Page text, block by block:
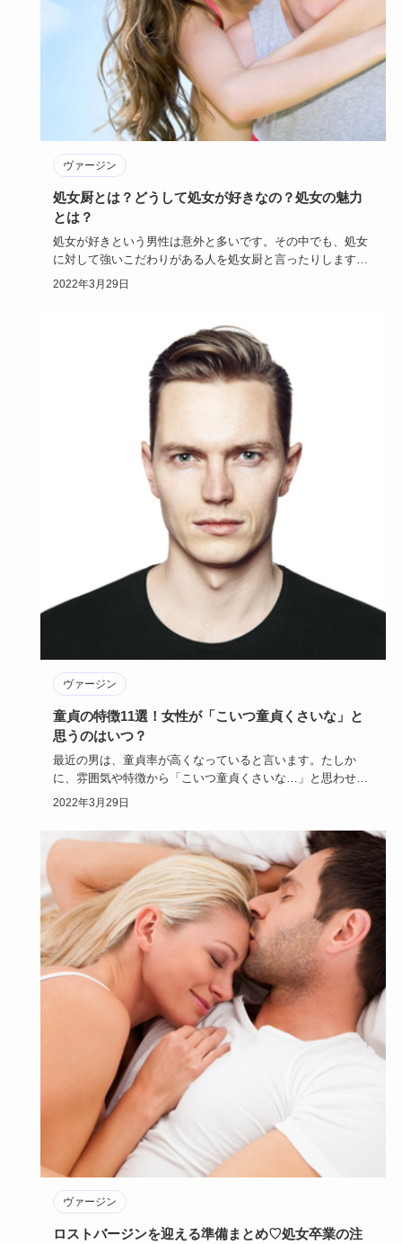
ヴァージン
処女厨とは？どうして処女が好きなの？処女の魅力
とは？
処女が好きという男性は意外と多いです。その中でも、処女
に対して強いこだわりがある人を処女厨と言ったりします。
処女厨の人はど…
2022年3月29日
ヴァージン
童貞の特徴11選！女性が「こいつ童貞くさいな」と
思うのはいつ？
最近の男は、童貞率が高くなっていると言います。たしか
に、雰囲気や特徴から「こいつ童貞くさいな…」と思わせる
男はいるものです…
2022年3月29日
ヴァージン
ロストバージンを迎える準備まとめ♡処女卒業の注